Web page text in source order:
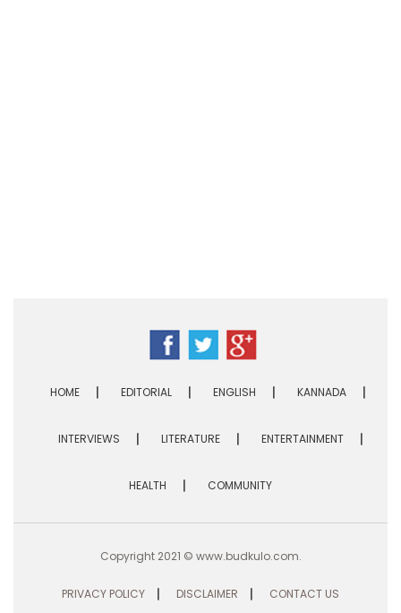
HOME EDITORIAL ENGLISH KANNADA
INTERVIEWS LITERATURE ENTERTAINMENT
HEALTH COMMUNITY
Copyright 2021 © www.budkulo.com.
PRIVACY POLICY DISCLAIMER CONTACT US